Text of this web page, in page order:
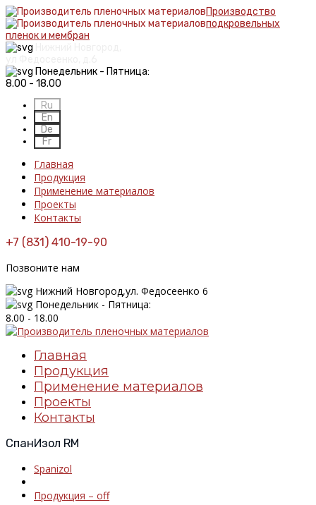
Производство
подкровельных
пленок и мембран
Понедельник - Пятница:
8.00 - 18.00
Главная
Продукция
Применение материалов
Проекты
Контакты
+7 (831) 410-19-90
Позвоните нам
Нижний Новгород,ул. Федосеенко 6
Понедельник - Пятница:
8.00 - 18.00
Главная
Продукция
Применение материалов
Проекты
Контакты
СпанИзол RM
Spanizol
Продукция – off